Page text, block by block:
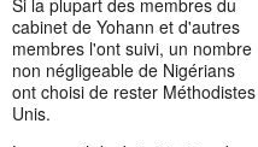
cabinet de Yohann et d'autres
membres l'ont suivi, un nombre
non négligeable de Nigérians
ont choisi de rester Méthodistes
Unis.